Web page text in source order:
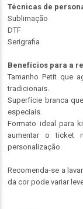
Técnicas de
Sublimação
DTF
Serigrafia
Benefícios para a
Tamanho Petit que
tradicionais.
Superfície branca
especiais.
Formato ideal para
aumentar o ticket
personalização.
Recomenda-se a
da cor pode variar